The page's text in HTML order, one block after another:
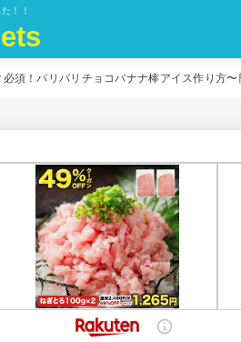
！！
須！パリパリチョコバナナ棒アイス作り方